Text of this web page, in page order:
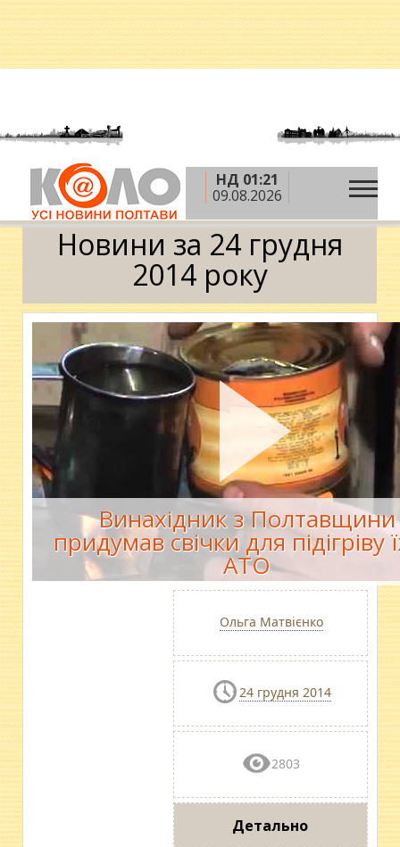
НД 01:21
09.08.2026
Головна » 2014 рік » грудень »24 грудня
Календар
Новини за 24 грудня
2014 року
Винахідник з Полтавщини
придумав свічки для підігріву
АТО
Ольга Матвієнко
24 грудня 2014
2803
Детально